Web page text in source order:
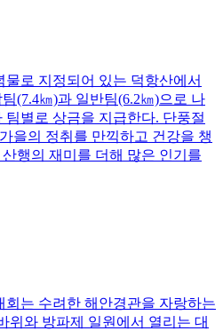
로 지정되어 있는 덕항산에서
(7.4㎞)과 일반팀(6.2㎞)으로 나
별로 상금을 지급한다. 단풍절
을의 정취를 만끽하고 건강을 챙
행의 재미를 더해 많은 인기를
는 수려한 해안경관을 자랑하는
위와 방파제 일원에서 열리는 대